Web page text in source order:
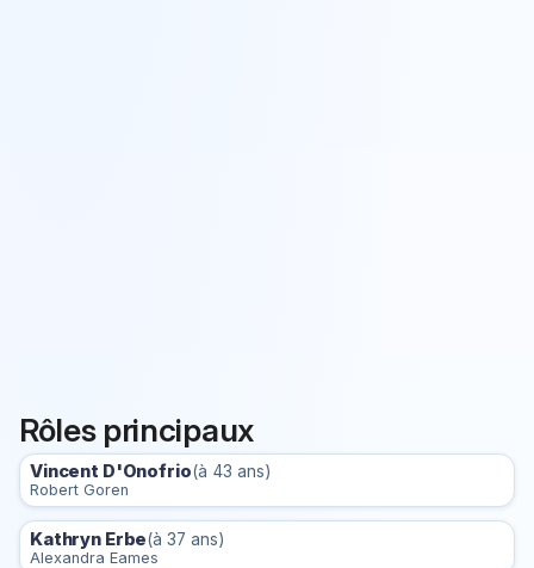
Rôles principaux
Vincent D'Onofrio(à 43 ans)
Robert Goren
Kathryn Erbe(à 37 ans)
Alexandra Eames